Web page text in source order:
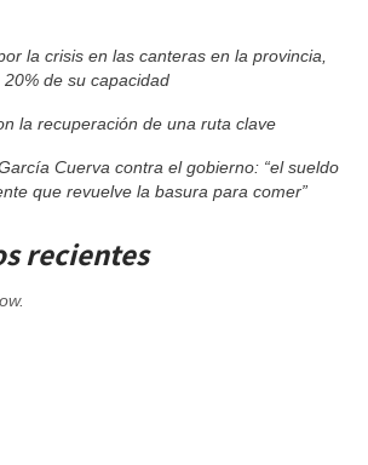
la crisis en las canteras en la provincia,
de su capacidad
la recuperación de una ruta clave
Cuerva contra el gobierno: “el sueldo
que revuelve la basura para comer”
recientes